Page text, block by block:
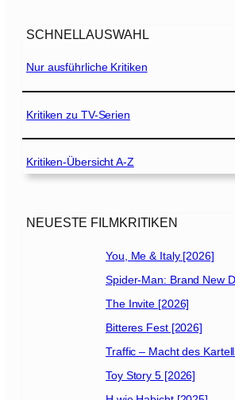
0
1
]
SCHNELLAUSWAHL
Nur ausführliche Kritiken
Kritiken zu TV-Serien
Kritiken-Übersicht A-Z
NEUESTE FILMKRITIKEN
You, Me & Italy [2026]
Spider-Man: Brand New
The Invite [2026]
Bitteres Fest [2026]
Traffic – Macht des
Toy Story 5 [2026]